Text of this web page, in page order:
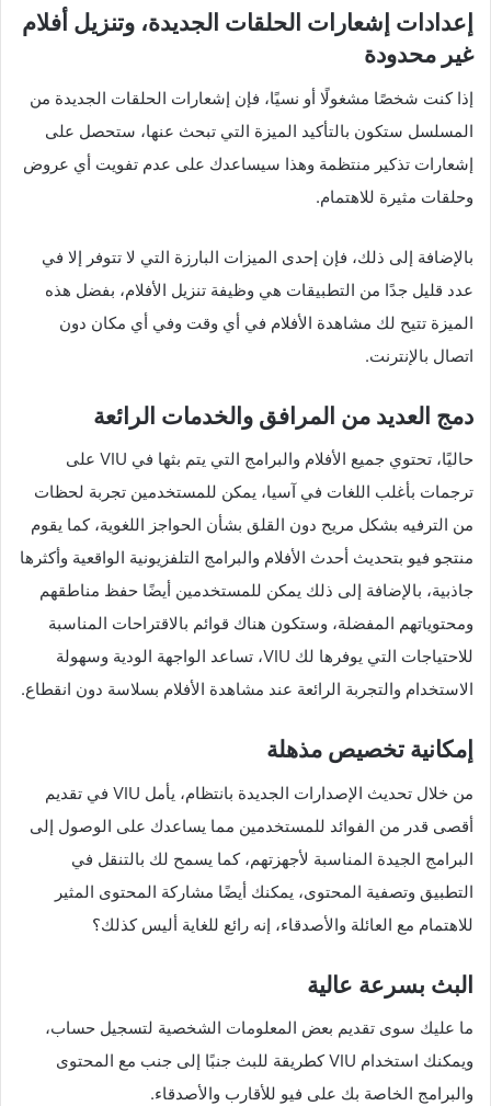
إعدادات إشعارات الحلقات الجديدة، وتنزيل أفلام
غير محدودة
إذا كنت شخصًا مشغولًا أو نسيًا، فإن إشعارات الحلقات الجديدة من
المسلسل ستكون بالتأكيد الميزة التي تبحث عنها، ستحصل على
إشعارات تذكير منتظمة وهذا سيساعدك على عدم تفويت أي عروض
وحلقات مثيرة للاهتمام.
بالإضافة إلى ذلك، فإن إحدى الميزات البارزة التي لا تتوفر إلا في
عدد قليل جدًا من التطبيقات هي وظيفة تنزيل الأفلام، بفضل هذه
الميزة تتيح لك مشاهدة الأفلام في أي وقت وفي أي مكان دون
اتصال بالإنترنت.
دمج العديد من المرافق والخدمات الرائعة
حاليًا، تحتوي جميع الأفلام والبرامج التي يتم بثها في VIU على
ترجمات بأغلب اللغات في آسيا، يمكن للمستخدمين تجربة لحظات
من الترفيه بشكل مريح دون القلق بشأن الحواجز اللغوية، كما يقوم
منتجو فيو بتحديث أحدث الأفلام والبرامج التلفزيونية الواقعية وأكثرها
جاذبية، بالإضافة إلى ذلك يمكن للمستخدمين أيضًا حفظ مناطقهم
ومحتوياتهم المفضلة، وستكون هناك قوائم بالاقتراحات المناسبة
للاحتياجات التي يوفرها لك VIU، تساعد الواجهة الودية وسهولة
الاستخدام والتجربة الرائعة عند مشاهدة الأفلام بسلاسة دون انقطاع.
إمكانية تخصيص مذهلة
من خلال تحديث الإصدارات الجديدة بانتظام، يأمل VIU في تقديم
أقصى قدر من الفوائد للمستخدمين مما يساعدك على الوصول إلى
البرامج الجيدة المناسبة لأجهزتهم، كما يسمح لك بالتنقل في
التطبيق وتصفية المحتوى، يمكنك أيضًا مشاركة المحتوى المثير
للاهتمام مع العائلة والأصدقاء، إنه رائع للغاية أليس كذلك؟
البث بسرعة عالية
ما عليك سوى تقديم بعض المعلومات الشخصية لتسجيل حساب،
ويمكنك استخدام VIU كطريقة للبث جنبًا إلى جنب مع المحتوى
والبرامج الخاصة بك على فيو للأقارب والأصدقاء.